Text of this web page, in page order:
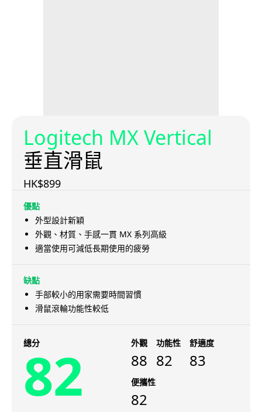
Logitech MX Vertical
垂直滑鼠
HK$899
優點
外型設計新穎
外觀、材質、手感一貫 MX 系列高級
適當使用可減低長期使用的疲勞
缺點
手部較小的用家需要時間習慣
滑鼠滾輪功能性較低
總分
82 外觀
88
功能性
82
舒適度
83
便攜性
82